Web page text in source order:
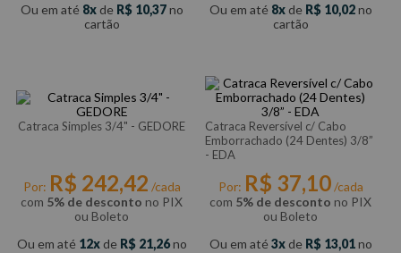
Ou em até 8 de R$ 10,37no
cartão
Ou em até 8 de R$ 10,02no
cartão
Catraca Simples 3/4" - GEDORE
Por: R$ 242,42 /cada
com 5% de desconto no PIX
ou Boleto
Ou em até 12 de R$ 21,26no
Catraca Reversível c/ Cabo
Emborrachado (24 Dentes) 3/8”
- EDA
Por: R$ 37,10/cada
com 5% de desconto no PIX
ou Boleto
Ou em até 3 de R$ 13,01no